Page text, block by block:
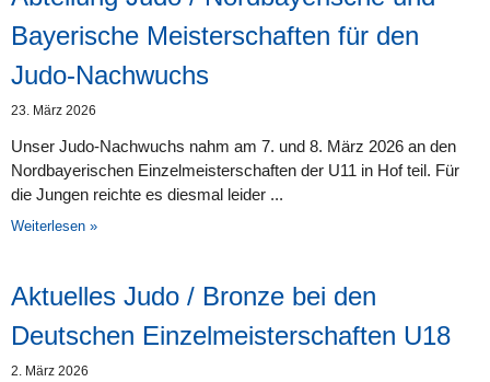
Bayerische Meisterschaften für den
Judo-Nachwuchs
23. März 2026
Unser Judo-Nachwuchs nahm am 7. und 8. März 2026 an den
Nordbayerischen Einzelmeisterschaften der U11 in Hof teil. Für
die Jungen reichte es diesmal leider
Weiterlesen »
Aktuelles Judo / Bronze bei den
Deutschen Einzelmeisterschaften U18
2. März 2026